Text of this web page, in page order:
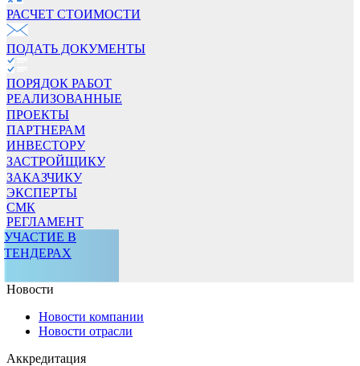
РАСЧЕТ СТОИМОCТИ
ПОДАТЬ ДОКУМЕНТЫ
ПОРЯДОК РАБОТ
РЕАЛИЗОВАННЫЕ
ПРОЕКТЫ
ПАРТНЕРАМ
ИНВЕСТОРУ
ЗАСТРОЙЩИКУ
ЗАКАЗЧИКУ
ЭКСПЕРТЫ
СМК
РЕГЛАМЕНТ
УЧАСТИЕ В
ТЕНДЕРАХ
Новости
Новости компании
Новости отрасли
Аккредитация